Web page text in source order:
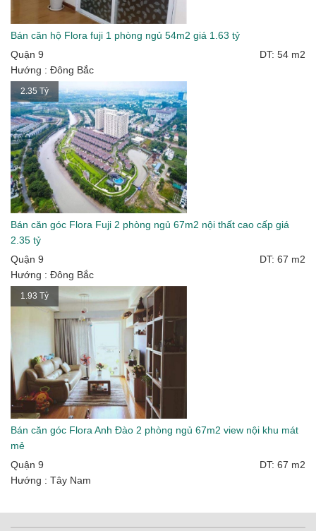
Bán căn hộ Flora fuji 1 phòng ngủ 54m2 giá 1.63 tỷ
Quận 9
DT: 54 m2
Hướng : Đông Bắc
2.35 Tỷ
Bán căn góc Flora Fuji 2 phòng ngủ 67m2 nội thất cao cấp giá
2.35 tỷ
Quận 9
DT: 67 m2
Hướng : Đông Bắc
1.93 Tỷ
Bán căn góc Flora Anh Đào 2 phòng ngủ 67m2 view nội khu mát
mẻ
Quận 9
DT: 67 m2
Hướng : Tây Nam